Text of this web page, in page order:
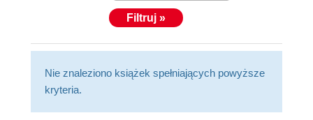
Filtruj »
Nie znaleziono książek spełniających powyższe
kryteria.